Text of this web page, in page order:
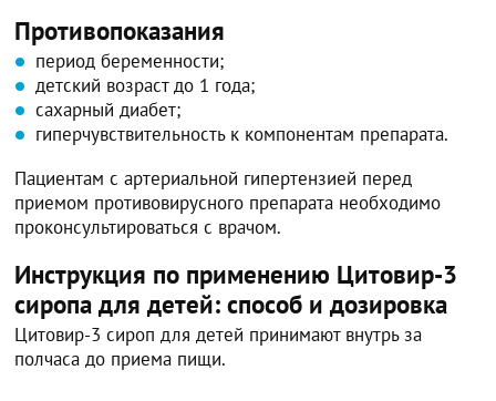
Противопоказания
период беременности;
детский возраст до 1 года;
сахарный диабет;
гиперчувствительность к компонентам препарата.
Пациентам с артериальной гипертензией перед
приемом противовирусного препарата необходимо
проконсультироваться с врачом.
Инструкция по применению Цитовир-3
сиропа для детей: способ и дозировка
Цитовир-3 сироп для детей принимают внутрь за
полчаса до приема пищи.